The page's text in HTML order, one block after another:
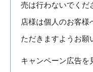
売は行わないでくだ
店様は個人のお客様
ただきますようお願
キャンペーン広告を